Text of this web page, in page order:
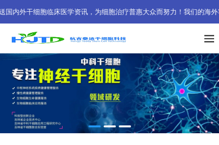
胞临床医学资讯，为细胞治疗普惠大众而努力！我们的海外客户专线